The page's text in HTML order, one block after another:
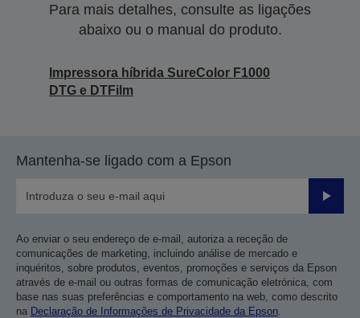
Para mais detalhes, consulte as ligações
abaixo ou o manual do produto.
Impressora híbrida SureColor F1000
DTG e DTFilm
Mantenha-se ligado com a Epson
Enviar
Ao enviar o seu endereço de e-mail, autoriza a receção de
comunicações de marketing, incluindo análise de mercado e
inquéritos, sobre produtos, eventos, promoções e serviços da Epson
através de e-mail ou outras formas de comunicação eletrónica, com
base nas suas preferências e comportamento na web, como descrito
na Declaração de Informações de Privacidade da Epson